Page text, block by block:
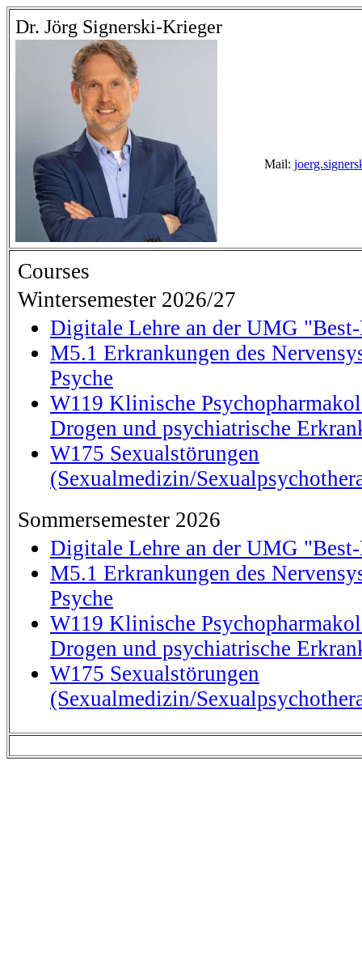
Dr. Jörg Signerski-Krieger
Mail:
Courses
Wintersemester 2026/27
Digitale Lehre an der UMG
M5.1 Erkrankungen des
Psyche
W119 Klinische
Drogen und psychiatrische
W175 Sexualstörungen
(Sexualmedizin/
Sommersemester 2026
Digitale Lehre an der UMG
M5.1 Erkrankungen des
Psyche
W119 Klinische
Drogen und psychiatrische
W175 Sexualstörungen
(Sexualmedizin/